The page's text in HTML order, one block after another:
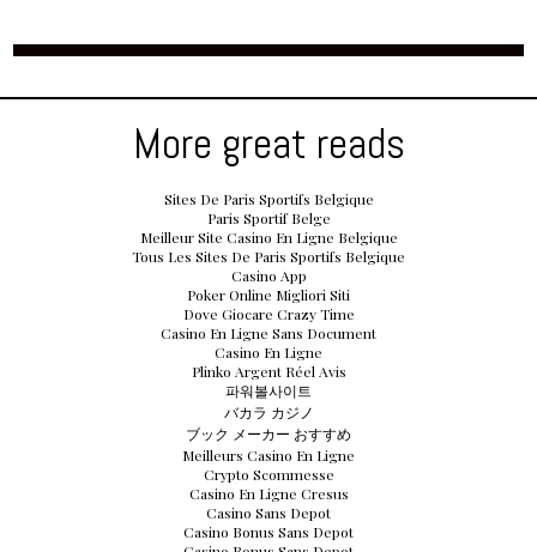
More great reads
Sites De Paris Sportifs Belgique
Paris Sportif Belge
Meilleur Site Casino En Ligne Belgique
Tous Les Sites De Paris Sportifs Belgique
Casino App
Poker Online Migliori Siti
Dove Giocare Crazy Time
Casino En Ligne Sans Document
Casino En Ligne
Plinko Argent Réel Avis
파워볼사이트
バカラ カジノ
ブック メーカー おすすめ
Meilleurs Casino En Ligne
Crypto Scommesse
Casino En Ligne Cresus
Casino Sans Depot
Casino Bonus Sans Depot